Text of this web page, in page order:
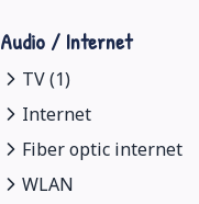
Audio / Internet
TV (1)
Internet
Fiber optic internet
WLAN